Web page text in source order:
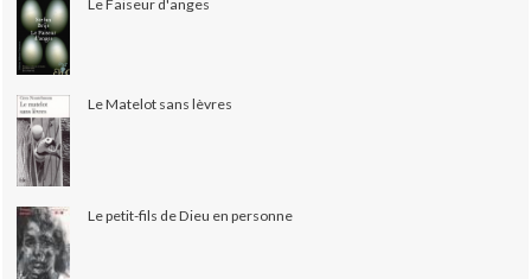
Le Faiseur d'anges
Le Matelot sans lèvres
Le petit-fils de Dieu en personne